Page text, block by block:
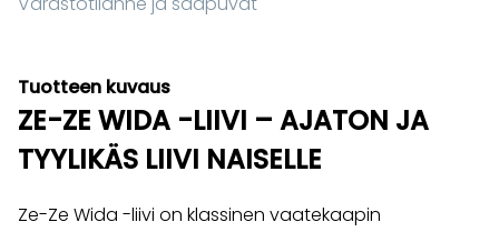
Tuotteen kuvaus
ZE-ZE WIDA -LIIVI – AJATON JA
TYYLIKÄS LIIVI NAISELLE
Ze-Ze Wida -liivi on klassinen vaatekaapin